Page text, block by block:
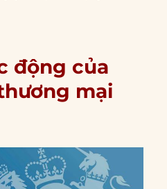
động của
mại